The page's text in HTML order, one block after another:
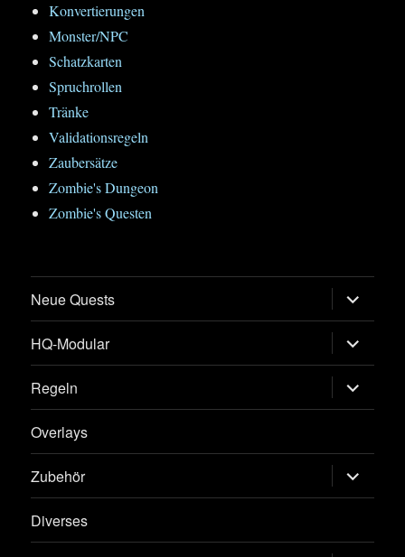
Konvertierungen
Monster/NPC
Schatzkarten
Spruchrollen
Tränke
Validationsregeln
Zaubersätze
Zombie's Dungeon
Zombie's Questen
Neue Quests
öffnen
HQ-Modular
öffnen
Regeln
öffnen
Overlays
Zubehör
öffnen
Diverses